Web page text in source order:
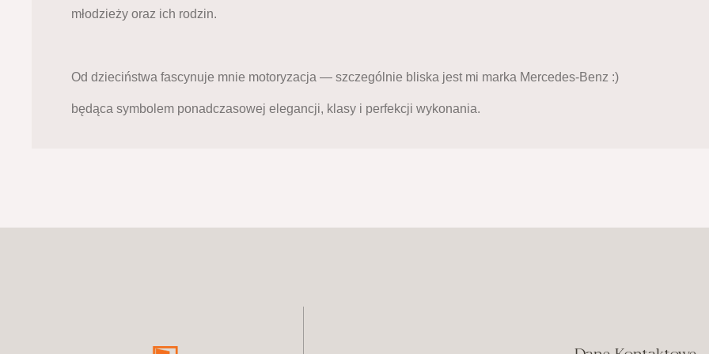
młodzieży oraz ich rodzin.
Od dzieciństwa fascynuje mnie motoryzacja — szczególnie bliska jest mi marka Mercedes-Benz :)
będąca symbolem ponadczasowej elegancji, klasy i perfekcji wykonania.